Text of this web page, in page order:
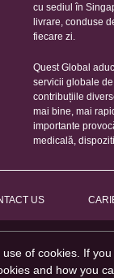
cu sediul în
livrare, conduse
fiecare zi.
Quest Global
servicii globale
contribuțiile
mai bine, mai
importante
medicală,
US
use of cookies. If
and how you